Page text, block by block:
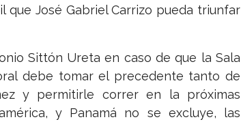
José Gabriel Carrizo pueda triunfar
Sittón Ureta en caso de que la Sala
debe tomar el precedente tanto de
y permitirle correr en la próximas
y Panamá no se excluye, las